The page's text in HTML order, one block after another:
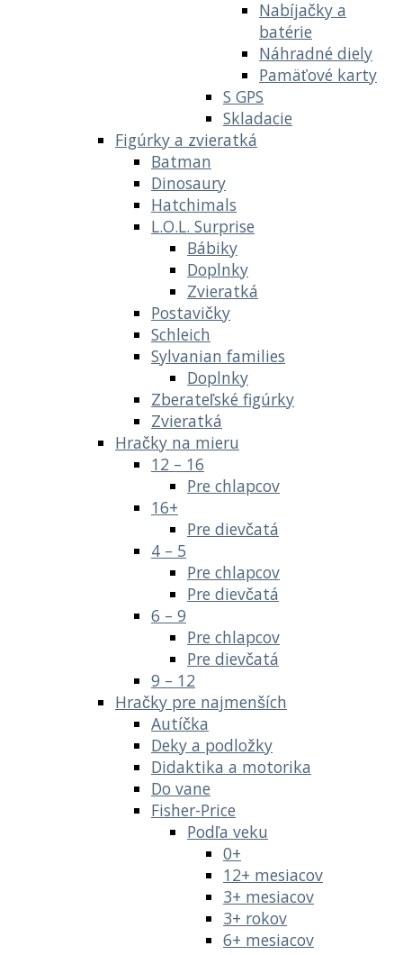
Nabíjačky a
batérie
Náhradné diely
Pamäťové karty
S GPS
Skladacie
Figúrky a zvieratká
Batman
Dinosaury
Hatchimals
L.O.L. Surprise
Bábiky
Doplnky
Zvieratká
Postavičky
Schleich
Sylvanian families
Doplnky
Zberateľské figúrky
Zvieratká
Hračky na mieru
12 – 16
Pre chlapcov
16+
Pre dievčatá
4 – 5
Pre chlapcov
Pre dievčatá
6 – 9
Pre chlapcov
Pre dievčatá
9 – 12
Hračky pre najmenších
Autíčka
Deky a podložky
Didaktika a motorika
Do vane
Fisher-Price
Podľa veku
0+
12+ mesiacov
3+ mesiacov
3+ rokov
6+ mesiacov